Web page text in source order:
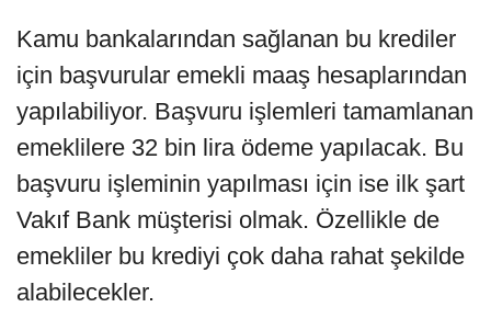
Kamu bankalarından sağlanan bu krediler
için başvurular emekli maaş hesaplarından
yapılabiliyor. Başvuru işlemleri tamamlanan
emeklilere 32 bin lira ödeme yapılacak. Bu
başvuru işleminin yapılması için ise ilk şart
Vakıf Bank müşterisi olmak. Özellikle de
emekliler bu krediyi çok daha rahat şekilde
alabilecekler.